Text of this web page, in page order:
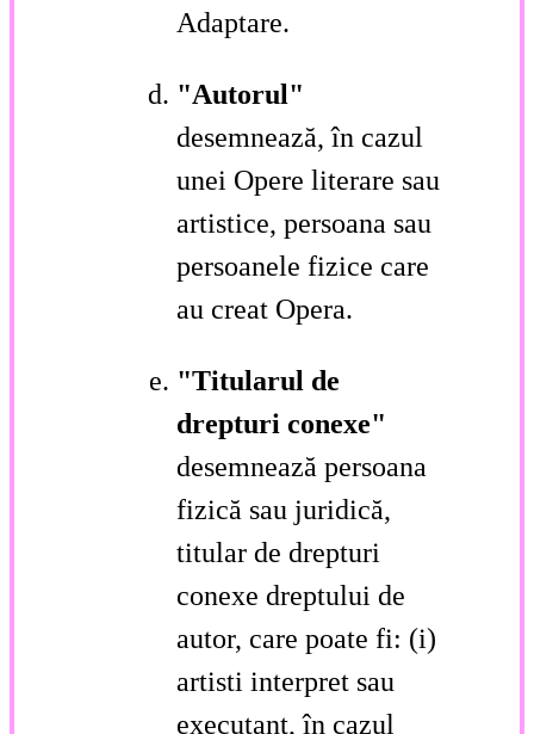
Adaptare.
"Autorul"
desemnează, în cazul
unei Opere literare sau
artistice, persoana sau
persoanele fizice care
au creat Opera.
"Titularul de
drepturi conexe"
desemnează persoana
fizică sau juridică,
titular de drepturi
conexe dreptului de
autor, care poate fi: (i)
artisti interpret sau
executant, în cazul